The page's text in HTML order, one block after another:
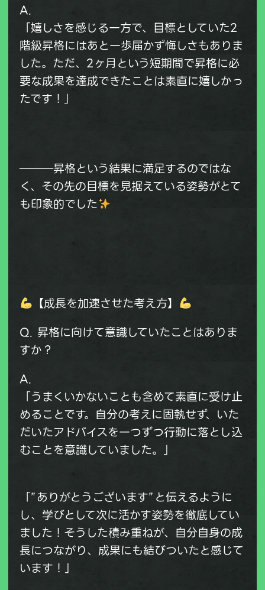
A.
「嬉しさを感じる一方で、目標としていた2
階級昇格にはあと一歩届かず悔しさもありま
した。ただ、2ヶ月という短期間で昇格に必
要な成果を達成できたことは素直に嬉しかっ
たです！」
―――昇格という結果に満足するのではな
く、その先の目標を見据えている姿勢がとて
も印象的でした
【成長を加速させた考え方】
Q. 昇格に向けて意識していたことはありま
すか？
A.
「うまくいかないことも含めて素直に受け止
めることです。自分の考えに固執せず、いた
だいたアドバイスを一つずつ行動に落とし込
むことを意識していました。」
「”ありがとうございます”と伝えるように
し、学びとして次に活かす姿勢を徹底してい
ました！そうした積み重ねが、自分自身の成
長につながり、成果にも結びついたと感じて
います！」